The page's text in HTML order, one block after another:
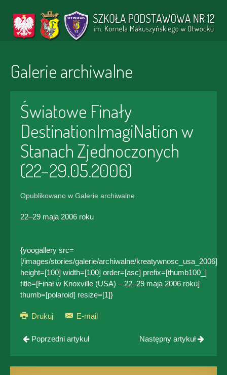
Galerie archiwalne
Światowe Finały
DestinationImagiNation w
Stanach Zjednoczonych
(22–29.05.2006)
Opublikowano w Galerie archiwalne
22–29 maja 2006 roku
{yoogallery src=
[/images/stories/galerie/archiwalne/kreatywnosc_usa_2006]
height=[100] width=[100] order=[asc] prefix=[thumb100_]
title=[Finał w Knoxville (USA) – 22–29 maja 2006 roku]
thumb=[polaroid] resize=[1]}
Drukuj E-mail
Poprzedni artykuł Następny artykuł